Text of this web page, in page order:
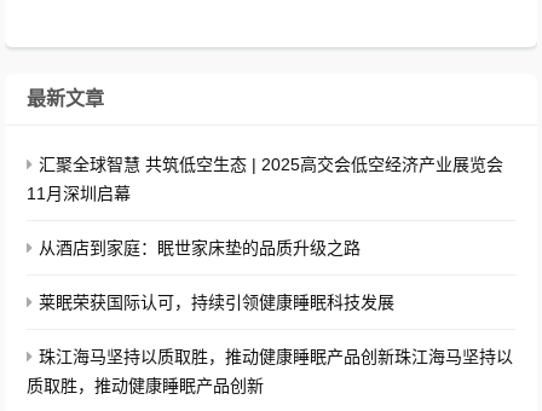
最新文章
汇聚全球智慧 共筑低空生态 | 2025高交会低空经济产业展览会
11月深圳启幕
从酒店到家庭：眠世家床垫的品质升级之路
莱眠荣获国际认可，持续引领健康睡眠科技发展
珠江海马坚持以质取胜，推动健康睡眠产品创新珠江海马坚持以
质取胜，推动健康睡眠产品创新